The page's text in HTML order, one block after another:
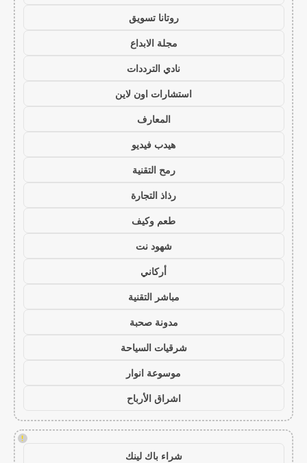
روتانا تسويق
مجلة الابداع
نادي الترددات
استشارات اون لاين
المعارف
هيدب فيديو
رمح التقنية
رذاذ التجارة
طعم وكيف
شهود نت
أركاني
مباشر التقنية
مدونة صحبة
شرقيات السياحة
موسوعة انوار
اشراق الأرباح
!
شراء باك لينك